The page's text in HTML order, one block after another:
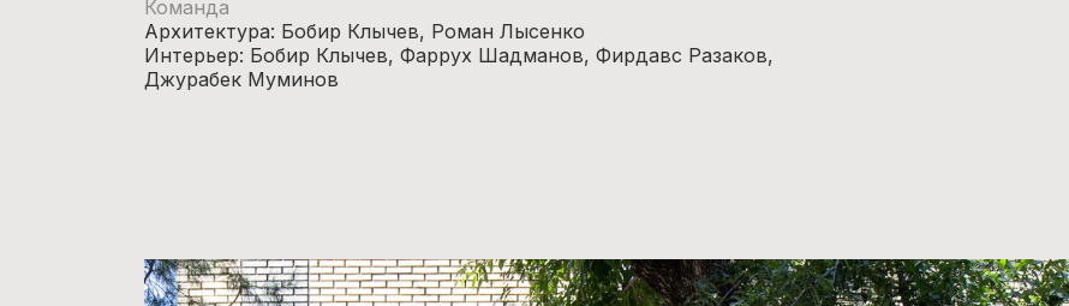
Команда
Архитектура: Бобир Клычев, Роман Лысенко
Интерьер: Бобир Клычев, Фаррух Шадманов, Фирдавс Разаков,
Джурабек Муминов